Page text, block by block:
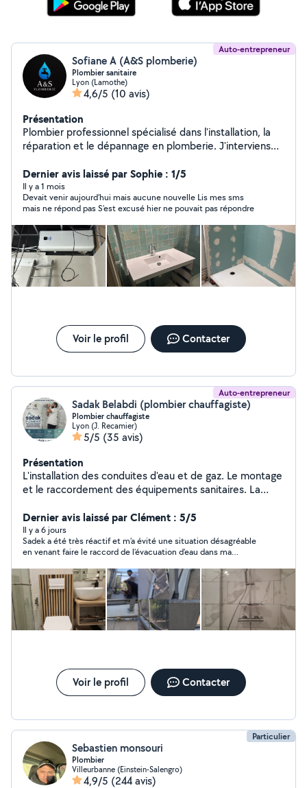
Auto-entrepreneur
Sofiane A (A&S plomberie)
Plombier sanitaire
Lyon (Lamothe)
4,6/5 (10 avis)
Présentation
Plombier professionnel spécialisé dans l'installation, la
réparation et le dépannage en plomberie. J'interviens
canalisations, sanitaires et chauffage, avec un travail
soigné et durable.
Dernier avis laissé par Sophie : 1/5
Il y a 1 mois
Devait venir aujourd’hui mais aucune nouvelle Lis mes sms
mais ne répond pas S’est excusé hier ne pouvait pas répondre
Voir le profil Contacter
Auto-entrepreneur
Sadak Belabdi (plombier chauffagiste)
Plombier chauffagiste
Lyon (J. Recamier)
5/5 (35 avis)
Présentation
L'installation des conduites d'eau et de gaz. Le montage
et le raccordement des équipements sanitaires. La
installations pour assurer leur bon fonctionnement. Le
respect des normes de sécurité et d'hygiène.
Dernier avis laissé par Clément : 5/5
Il y a 6 jours
Sadek a été très réactif et m’a évité une situation désagréable
en venant faire le raccord de l’évacuation d’eau dans ma
Voir le profil Contacter
Particulier
Sebastien monsouri
Plombier
Villeurbanne (Einstein-Salengro)
4,9/5 (244 avis)